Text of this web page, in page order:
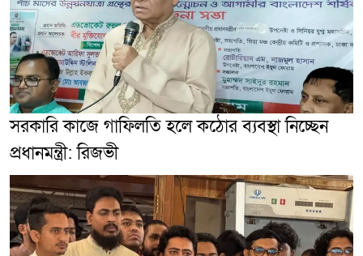
সরকারি কাজে গাফিলতি হলে কঠোর ব্যবস্থা নিচ্ছেন
প্রধানমন্ত্রী: রিজভী